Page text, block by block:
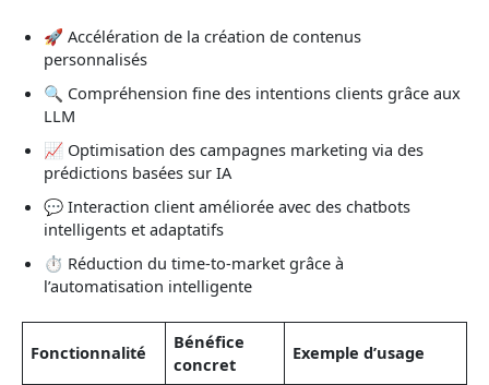
🚀 Accélération de la création de contenus
personnalisés
🔍 Compréhension fine des intentions clients grâce aux
LLM
📈 Optimisation des campagnes marketing via des
prédictions basées sur IA
💬 Interaction client améliorée avec des chatbots
intelligents et adaptatifs
⏱️ Réduction du time-to-market grâce à
l’automatisation intelligente
Fonctionnalité
Bénéfice
concret
Exemple d’usage